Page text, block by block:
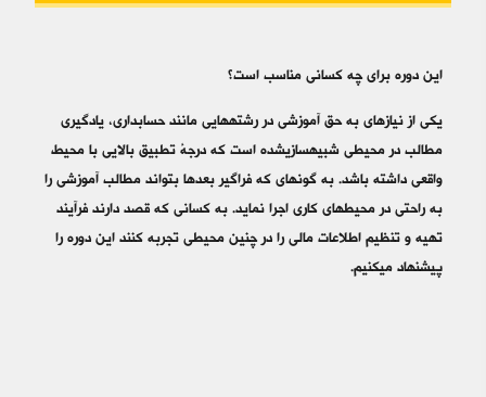
این دوره برای چه کسانی مناسب است؟
یکی از نیازهای به حق آموزشی در رشته‎هایی مانند حسابداری، یادگیری
مطالب در محیطی شبیه‎سازی‎شده است که درجۀ تطبیق بالایی با محیط
واقعی داشته باشد. به گونه‎ای که فراگیر بعدها بتواند مطالب آموزشی را
به راحتی در محیط‎های کاری اجرا نماید. به کسانی که قصد دارند فرآیند
تهیه و تنظیم اطلاعات مالی را در چنین محیطی تجربه کنند این دوره را
پیشنهاد می‎کنیم.